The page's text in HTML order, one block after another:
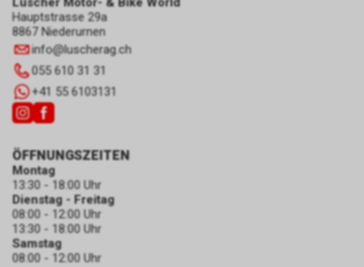
Hauptstrasse 29a
8867 Niederurnen
info@luscherag.ch
055 610 31 31
+41 55 6103131
ÖFFNUNGSZEITEN
Montag
13:30 - 18:00 Uhr
Dienstag - Freitag
08:00 - 12:00 Uhr
13:30 - 18:00 Uhr
Samstag
08:00 - 12:00 Uhr